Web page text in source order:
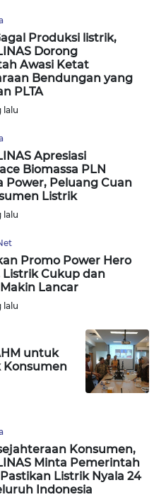
Produksi listrik,
Dorong
Awasi Ketat
Bendungan yang
PLTA
lalu
Apresiasi
Biomassa PLN
Power, Peluang Cuan
Listrik
lalu
Promo Power Hero
Listrik Cukup dan
Lancar
lalu
untuk
Konsumen
Konsumen,
Minta Pemerintah
Listrik Nyala 24
Indonesia